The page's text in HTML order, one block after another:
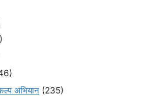
अभियान (235)